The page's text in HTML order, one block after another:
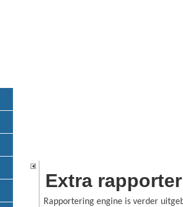
Extra
Rapportering engine is verder